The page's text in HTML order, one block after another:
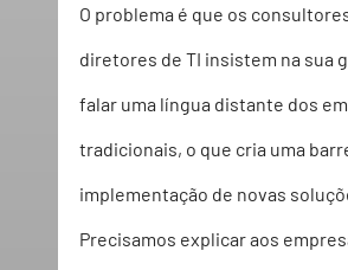
O problema é que os
diretores de TI insistem na sua
falar uma língua distante dos
tradicionais, o que cria uma
implementação de novas
Precisamos explicar aos